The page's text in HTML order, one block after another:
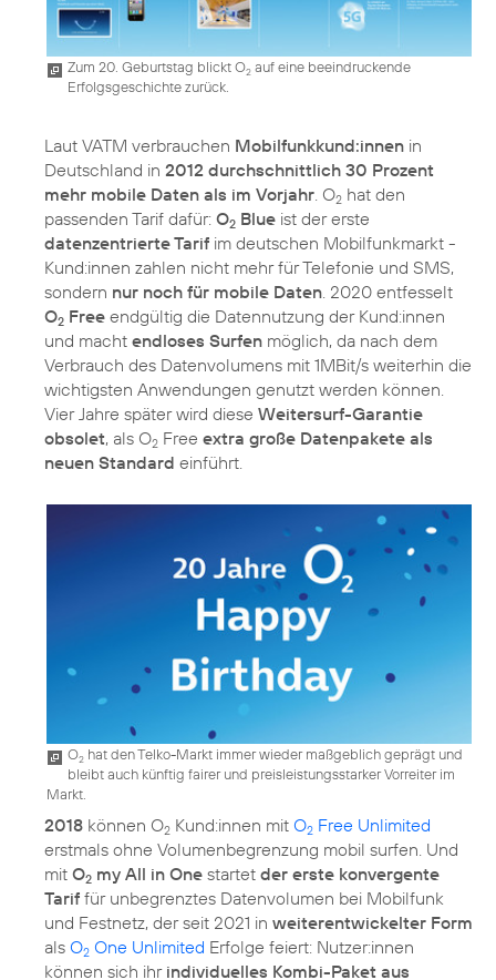
Zum 20. Geburtstag blickt O2 auf eine beeindruckende
Erfolgsgeschichte zurück.
Laut VATM verbrauchen Mobilfunkkund:innen in
Deutschland in 2012 durchschnittlich 30 Prozent
mehr mobile Daten als im Vorjahr . O2 hat den
passenden Tarif dafür: O2 Blue ist der erste
datenzentrierte Tarif im deutschen Mobilfunkmarkt -
Kund:innen zahlen nicht mehr für Telefonie und SMS,
sondern nur noch für mobile Daten . 2020 entfesselt
O2 Free endgültig die Datennutzung der Kund:innen
und macht endloses Surfen möglich, da nach dem
Verbrauch des Datenvolumens mit 1MBit/s weiterhin die
wichtigsten Anwendungen genutzt werden können.
Vier Jahre später wird diese Weitersurf-Garantie
obsolet, als O2 Free extra große Datenpakete als
neuen Standard einführt.
O2 hat den Telko-Markt immer wieder maßgeblich geprägt und
bleibt auch künftig fairer und preisleistungsstarker Vorreiter im
Markt.
2018 können O2 Kund:innen mit O2 Free Unlimited
erstmals ohne Volumenbegrenzung mobil surfen. Und
mit O2 my All in One startet der erste konvergente
Tarif für unbegrenztes Datenvolumen bei Mobilfunk
und Festnetz, der seit 2021 in weiterentwickelter Form
als O2 One Unlimited Erfolge feiert: Nutzer:innen
können sich ihr individuelles Kombi-Paket aus